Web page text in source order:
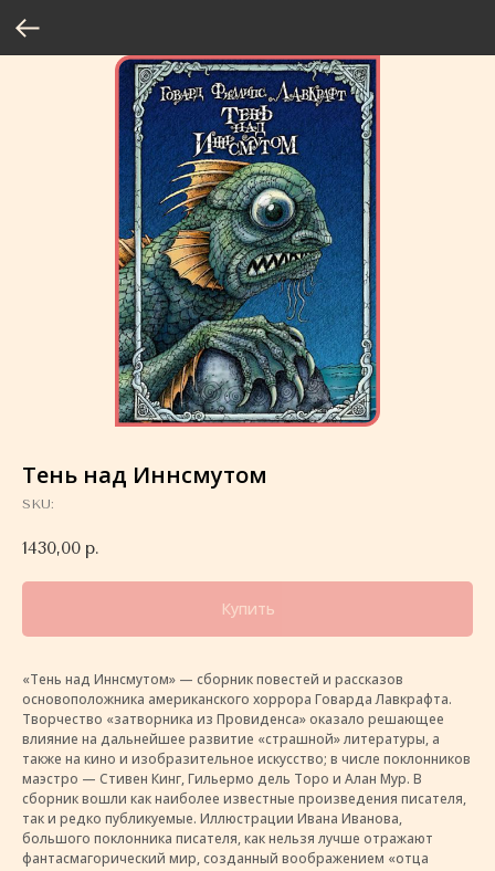
Тень над Иннсмутом
SKU:
1430,00 р.
Купить
«Тень над Иннсмутом» — сборник повестей и рассказов
основоположника американского хоррора Говарда Лавкрафта.
Творчество «затворника из Провиденса» оказало решающее
влияние на дальнейшее развитие «страшной» литературы, а
также на кино и изобразительное искусство; в числе поклонников
маэстро — Стивен Кинг, Гильермо дель Торо и Алан Мур. В
сборник вошли как наиболее известные произведения писателя,
так и редко публикуемые. Иллюстрации Ивана Иванова,
большого поклонника писателя, как нельзя лучше отражают
фантасмагорический мир, созданный воображением «отца